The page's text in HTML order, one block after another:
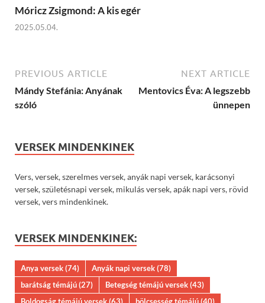
Móricz Zsigmond: A kis egér
2025.05.04.
PREVIOUS ARTICLE
Mándy Stefánia: Anyának
szóló
NEXT ARTICLE
Mentovics Éva: A legszebb
ünnepen
VERSEK MINDENKINEK
Vers, versek, szerelmes versek, anyák napi versek, karácsonyi
versek, születésnapi versek, mikulás versek, apák napi vers, rövid
versek, vers mindenkinek.
VERSEK MINDENKINEK:
Anya versek(74) Anyák napi versek(78)
barátság témájú(27) Betegség témájú versek(43)